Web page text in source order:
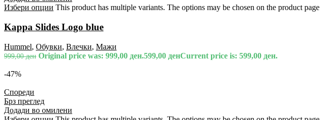
Избери опции This product has multiple variants. The options may be chosen on the product page
Kappa Slides Logo blue
Hummel, Обувки, Влечки, Мажи
999,00ден Original price was: 999,00 ден.599,00 денCurrent price is: 599,00 ден.
-47%
Спореди
Брз преглед
Додади во омилени